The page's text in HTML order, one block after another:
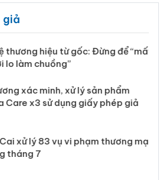
giả
thương hiệu từ gốc: Đừng để
bò mới lo làm chuồng”
Care x3 sử dụng giấy phép